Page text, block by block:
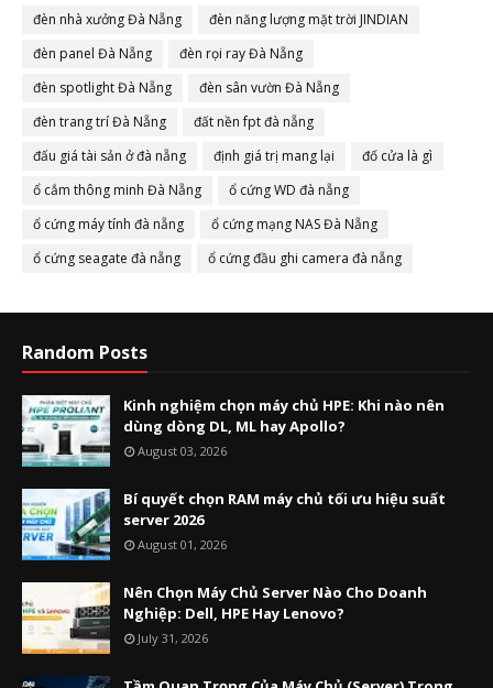
đèn nhà xưởng Đà Nẵng
đèn năng lượng mặt trời JINDIAN
đèn panel Đà Nẵng
đèn rọi ray Đà Nẵng
đèn spotlight Đà Nẵng
đèn sân vườn Đà Nẵng
đèn trang trí Đà Nẵng
đất nền fpt đà nẵng
đấu giá tài sản ở đà nẵng
định giá trị mang lại
đố cửa là gì
ổ cắm thông minh Đà Nẵng
ổ cứng WD đà nẵng
ổ cứng máy tính đà nẵng
ổ cứng mạng NAS Đà Nẵng
ổ cứng seagate đà nẵng
ổ cứng đầu ghi camera đà nẵng
Random Posts
Kinh nghiệm chọn máy chủ HPE: Khi nào nên
dùng dòng DL, ML hay Apollo?
August 03, 2026
Bí quyết chọn RAM máy chủ tối ưu hiệu suất
server 2026
August 01, 2026
Nên Chọn Máy Chủ Server Nào Cho Doanh
Nghiệp: Dell, HPE Hay Lenovo?
July 31, 2026